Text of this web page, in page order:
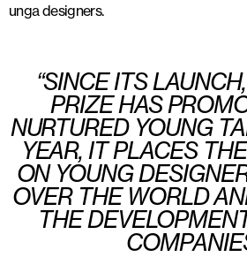
unga designers.
“SINCE ITS
PRIZE HAS
NURTURED YOUNG
YEAR, IT PLACES
ON YOUNG
OVER THE WORLD
THE